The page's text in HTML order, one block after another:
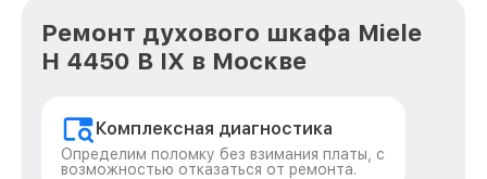
Ремонт духового шкафа Miele
H 4450 B IX в Москве
Комплексная диагностика
Определим поломку без взимания платы, с
возможностью отказаться от ремонта.